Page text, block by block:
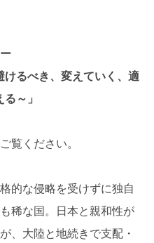
けるべき、変えていく、適
～」
覧ください。
的な侵略を受けずに独自
稀な国。日本と親和性が
、大陸と地続きで支配・